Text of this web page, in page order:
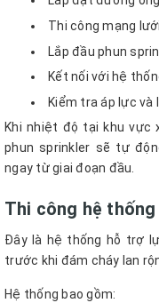
Thi công mạng
Lắp đầu phun
Kết nối với hệ
Kiểm tra áp lực và
Khi nhiệt độ tại khu vực
phun sprinkler sẽ tự
ngay từ giai đoạn đầu.
Thi công hệ
Đây là hệ thống hỗ trợ
trước khi đám cháy lan
Hệ thống bao gồm: